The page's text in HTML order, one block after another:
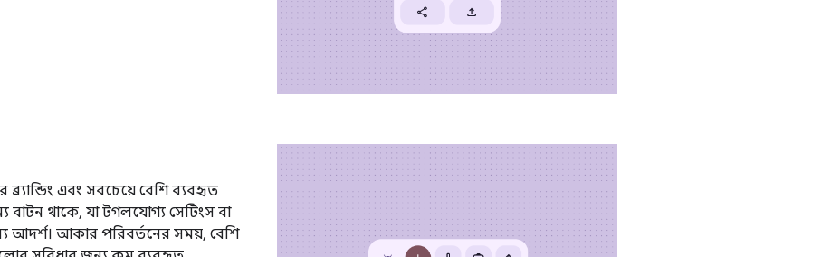
ব্র্যান্ডিং এবং সবচেয়ে বেশি ব্যবহৃত
থাকে, যা টগলযোগ্য সেটিংস বা
আদর্শ। আকার পরিবর্তনের সময়, বেশি